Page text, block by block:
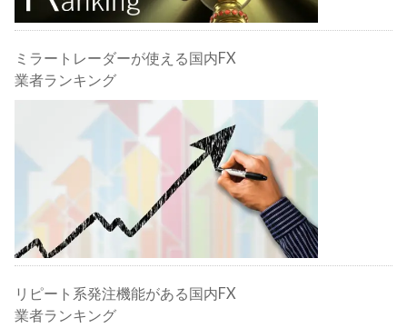
ミラートレーダーが使える国内FX
業者ランキング
リピート系発注機能がある国内FX
業者ランキング